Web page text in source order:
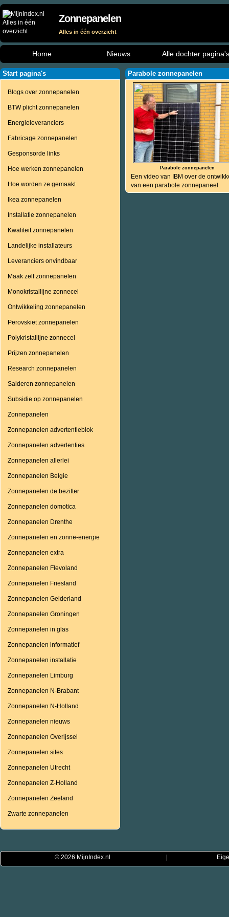
Zonnepanelen
Alles in één overzicht
Home Nieuws Alle dochter pagina's
Start pagina's
Blogs over zonnepanelen
BTW plicht zonnepanelen
Energieleveranciers
Fabricage zonnepanelen
Gesponsorde links
Hoe werken zonnepanelen
Hoe worden ze gemaakt
Ikea zonnepanelen
Installatie zonnepanelen
Kwaliteit zonnepanelen
Landelijke installateurs
Leveranciers onvindbaar
Maak zelf zonnepanelen
Monokristallijne zonnecel
Ontwikkeling zonnepanelen
Perovskiet zonnepanelen
Polykristallijne zonnecel
Prijzen zonnepanelen
Research zonnepanelen
Salderen zonnepanelen
Subsidie op zonnepanelen
Zonnepanelen
Zonnepanelen advertentieblok
Zonnepanelen advertenties
Zonnepanelen allerlei
Zonnepanelen Belgie
Zonnepanelen de bezitter
Zonnepanelen domotica
Zonnepanelen Drenthe
Zonnepanelen en zonne-energie
Zonnepanelen extra
Zonnepanelen Flevoland
Zonnepanelen Friesland
Zonnepanelen Gelderland
Zonnepanelen Groningen
Zonnepanelen in glas
Zonnepanelen informatief
Zonnepanelen installatie
Zonnepanelen Limburg
Zonnepanelen N-Brabant
Zonnepanelen N-Holland
Zonnepanelen nieuws
Zonnepanelen Overijssel
Zonnepanelen sites
Zonnepanelen Utrecht
Zonnepanelen Z-Holland
Zonnepanelen Zeeland
Zwarte zonnepanelen
Parabole zonnepanelen
Parabole zonnepanelen
Een video van IBM over de
van een parabole zonnepaneel.
© 2026 MijnIndex.nl